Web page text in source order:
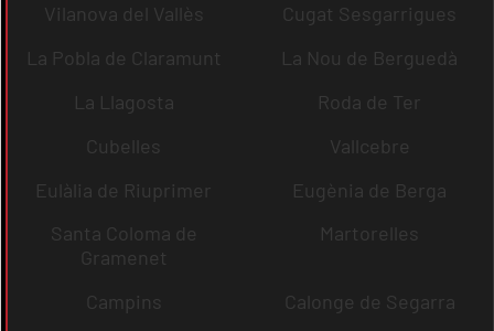
Vilanova del Vallès
Cugat Sesgarrigues
La Pobla de Claramunt
La Nou de Berguedà
La Llagosta
Roda de Ter
Cubelles
Vallcebre
Eulàlia de Riuprimer
Eugènia de Berga
Santa Coloma de
Gramenet
Martorelles
Campins
Calonge de Segarra